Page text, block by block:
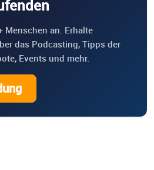
Menschen an. Erhalte
das Podcasting, Tipps der
Events und mehr.